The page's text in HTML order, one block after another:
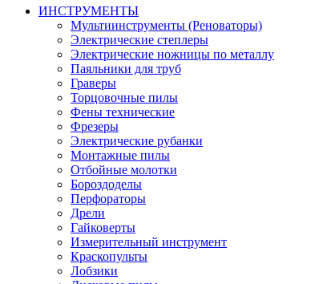
ИНСТРУМЕНТЫ
Мультиинструменты (Реноваторы)
Электрические степлеры
Электрические ножницы по металлу
Паяльники для труб
Граверы
Торцовочные пилы
Фены технические
Фрезеры
Электрические рубанки
Монтажные пилы
Отбойные молотки
Бороздоделы
Перфораторы
Дрели
Гайковерты
Измерительный инструмент
Краскопульты
Лобзики